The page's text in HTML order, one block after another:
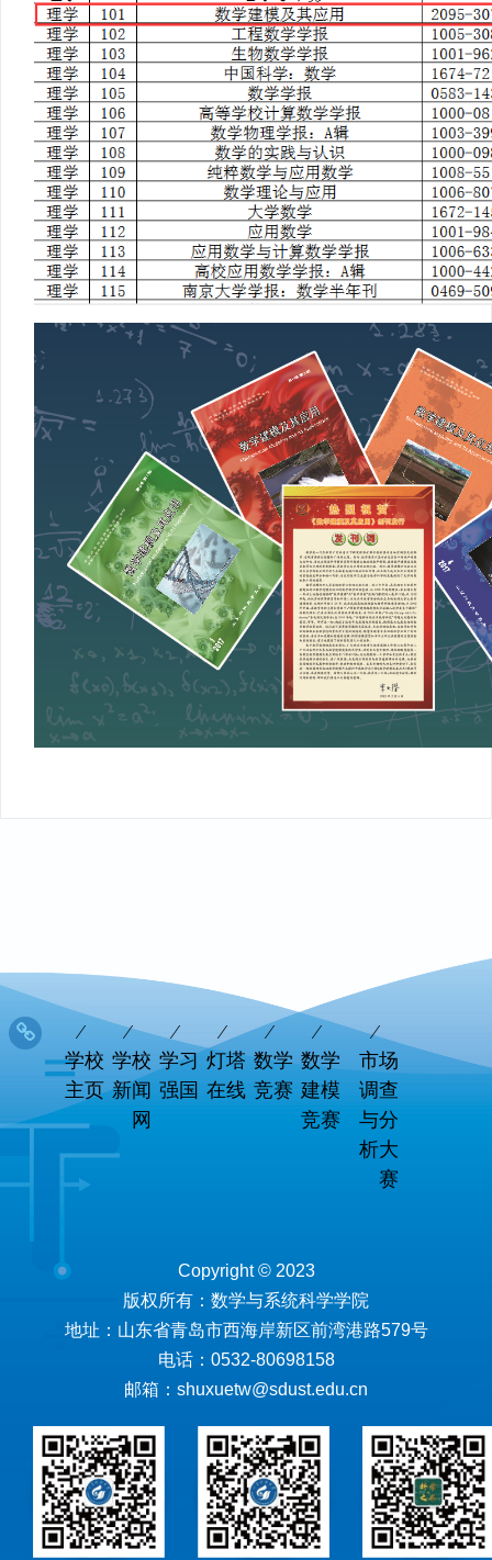
学校
主页
学校
新闻
网
学习
强国
灯塔
在线
数学
竞赛
数学
建模
竞赛
市场
调查
与分
析大
赛
Copyright © 2023
版权所有：数学与系统科学学院
地址：山东省青岛市西海岸新区前湾港路579号
电话：0532-80698158
邮箱：shuxuetw@sdust.edu.cn